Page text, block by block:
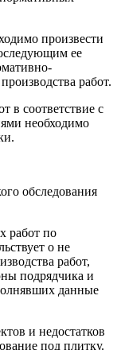
произвести
ее
работ.
в соответствие с
необходимо
обследования
работ по
о не
работ,
подрядчика и
данные
и недостатков
под плитку.